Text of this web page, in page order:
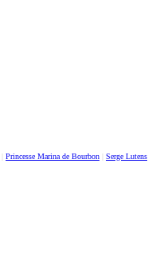
Princesse Marina de Bourbon Serge Lutens